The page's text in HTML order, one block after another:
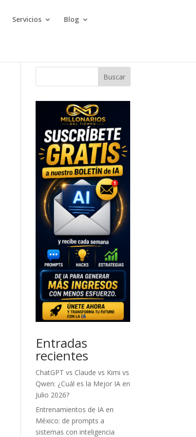
Servicios Blog
Buscar
Entradas
recientes
ChatGPT vs Claude vs Kimi vs
Qwen: ¿Cuál es la Mejor IA en
Julio 2026?
Entrenamientos de IA en
México: de prompts a
sistemas con inteligencia